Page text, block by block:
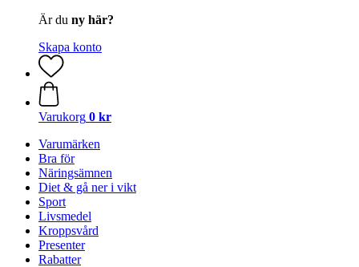
Är du ny här?
Skapa konto
Varukorg 0 kr
Varumärken
Bra för
Näringsämnen
Diet & gå ner i vikt
Sport
Livsmedel
Kroppsvård
Presenter
Rabatter